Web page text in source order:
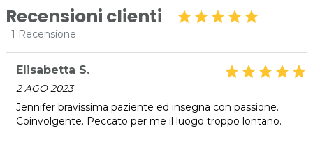
Recensioni clienti starstarstarstarstar
1 Recensione
Elisabetta S.
2 AGO 2023
star
star
star
star
star
Jennifer bravissima paziente ed insegna con passione.
Coinvolgente. Peccato per me il luogo troppo lontano.